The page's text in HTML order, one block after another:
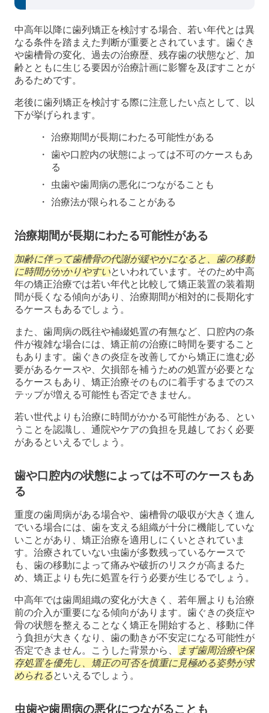
中高年以降に歯列矯正を検討する場合、若い年代とは異
なる条件を踏まえた判断が重要とされています。歯ぐき
や歯槽骨の変化、過去の治療歴、残存歯の状態など、加
齢とともに生じる要因が治療計画に影響を及ぼすことが
あるためです。
老後に歯列矯正を検討する際に注意したい点として、以
下が挙げられます。
治療期間が長期にわたる可能性がある
歯や口腔内の状態によっては不可のケースもあ
る
虫歯や歯周病の悪化につながることも
治療法が限られることがある
治療期間が長期にわたる可能性がある
加齢に伴って歯槽骨の代謝が緩やかになると、歯の移動
に時間がかかりやすいといわれています。そのため中高
年の矯正治療では若い年代と比較して矯正装置の装着期
間が長くなる傾向があり、治療期間が相対的に長期化す
るケースもあるでしょう。
また、歯周病の既往や補綴処置の有無など、口腔内の条
件が複雑な場合には、矯正前の治療に時間を要すること
もあります。歯ぐきの炎症を改善してから矯正に進む必
要があるケースや、欠損部を補うための処置が必要とな
るケースもあり、矯正治療そのものに着手するまでのス
テップが増える可能性も否定できません。
若い世代よりも治療に時間がかかる可能性がある、とい
うことを認識し、通院やケアの負担を見越しておく必要
があるといえるでしょう。
歯や口腔内の状態によっては不可のケースもあ
る
重度の歯周病がある場合や、歯槽骨の吸収が大きく進ん
でいる場合には、歯を支える組織が十分に機能していな
いことがあり、矯正治療を適用しにくいとされていま
す。治療されていない虫歯が多数残っているケースで
も、歯の移動によって痛みや破折のリスクが高まるた
め、矯正よりも先に処置を行う必要が生じるでしょう。
中高年では歯周組織の変化が大きく、若年層よりも治療
前の介入が重要になる傾向があります。歯ぐきの炎症や
骨の状態を整えることなく矯正を開始すると、移動に伴
う負担が大きくなり、歯の動きが不安定になる可能性が
否定できません。こうした背景から、
まず歯周治療や保
存処置を優先し、矯正の可否を慎重に見極める姿勢が求
められるといえるでしょう。
虫歯や歯周病の悪化につながることも